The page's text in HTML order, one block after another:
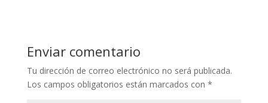
Enviar comentario
Tu dirección de correo electrónico no será publicada.
Los campos obligatorios están marcados con *